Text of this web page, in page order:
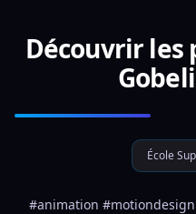
Découvrir les
École
#animation